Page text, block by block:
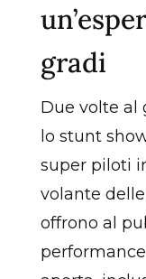
gradi
Due volte al
lo stunt
super piloti
volante
offrono al